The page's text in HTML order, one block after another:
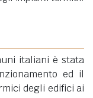
italiani è stata
ed il
degli edifici ai